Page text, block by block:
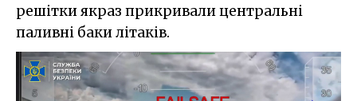
решітки якраз прикривали центральні
паливні баки літаків.